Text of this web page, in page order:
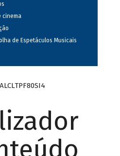
cinema
de Espetáculos Musicais